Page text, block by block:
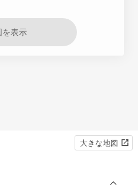
を表示
大きな地図